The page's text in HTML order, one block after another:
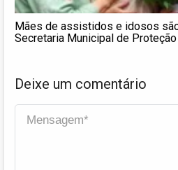
Mães de assistidos e idosos
Secretaria Municipal de
Deixe um comentário